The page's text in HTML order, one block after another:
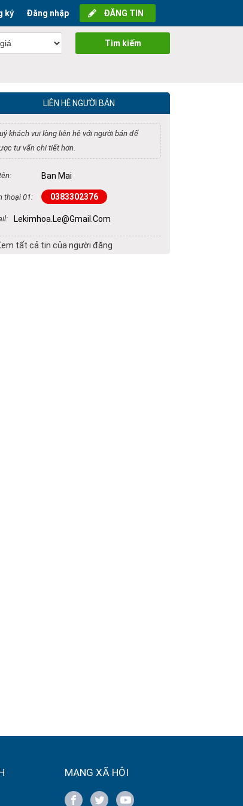
ĐĂNG TIN
Đăng nhập
ký
Tìm kiếm
LIÊN HỆ NGƯỜI BÁN
khách vui lòng liên hệ với người bán để
tư vấn chi tiết hơn.
Ban Mai
thoại 01: 0383302376
Lekimhoa.le@gmail.com
tất cả tin của người đăng
MẠNG XÃ HỘI